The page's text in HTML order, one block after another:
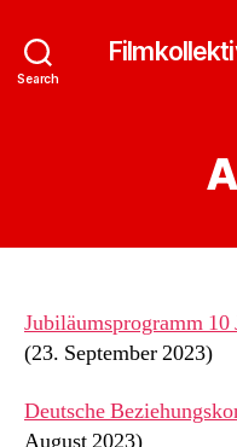
Search
Jubiläumsprogramm
(23. September 2023)
Deutsche
August 2023)